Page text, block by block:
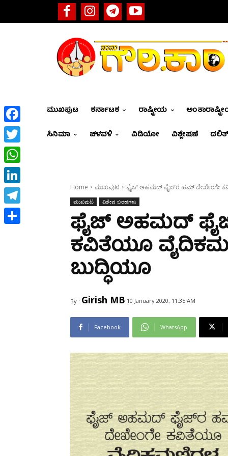
ಮುಖಪುಟ ಕರ್ನಾಟಕ ರಾಷ್ಟ್ರೀಯ
ಸಿನಿಮಾ
ಚಳವಳಿ ವಿಡಿಯೋ ವಿಶ್ಲೇಷಣೆ ದಲಿತ್
Home ಮುಖಪುಟ ಫೈಜ್ ಅಹಮದ್ ಫೈಜ್‍ರ ಹಮ್ ದೇಖೇಂಗೇ
ಮುಖಪುಟ ವಿಶೇಷ ಬರಹಗಳು
ಫೈಜ್ ಅಹಮದ್
ಕವಿತೆಯೂ
ಬುದ್ಧಿಯೂ
By : Girish MB 10 January 2020, 11:35 AM
Facebook WhatsApp
Facebook
Twitter
WhatsApp
LinkedIn
Telegram